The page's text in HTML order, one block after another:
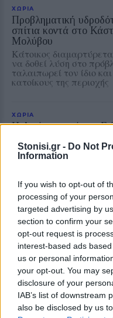
Stonisi.gr - Do Not
Information
If you wish to opt-out of
processing of your
targeted advertising by
section to confirm your
opt-out request is
interest-based ads
us or personal
your opt-out. You may
disclosure of your
IAB’s list of downstream
also be disclosed by us
ΧΩΡΙΑ
Προβληματική
σπίτια κοντά στο
Μολύβου
Κάτοικος
να δοθεί λύση στο
ταλαιπωρεί τον ίδιο
κατοίκους της περιοχής
ΧΩΡΙΑ
Η Αγιάσος τιμά τον
Εκδήλωση για τον επί
αρχισυντάκτη και
της Παναγίας
ΜΟΥΣΙΚΗ
Μουσικές πάνω στο
παραλία της Δρώτας
Δύο ημέρες γεμάτες
μουσική, χορό και
τον Πολιτιστικό
Σύλλογο «Η Δρώτα»